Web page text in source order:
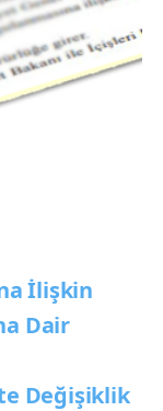
İlişkin
Dair
Değişiklik